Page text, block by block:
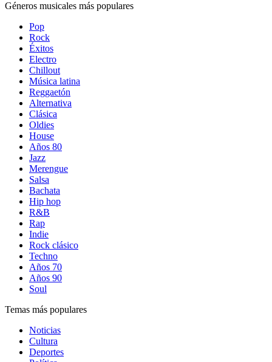
Géneros musicales más populares
Pop
Rock
Éxitos
Electro
Chillout
Música latina
Reggaetón
Alternativa
Clásica
Oldies
House
Años 80
Jazz
Merengue
Salsa
Bachata
Hip hop
R&B
Rap
Indie
Rock clásico
Techno
Años 70
Años 90
Soul
Temas más populares
Noticias
Cultura
Deportes